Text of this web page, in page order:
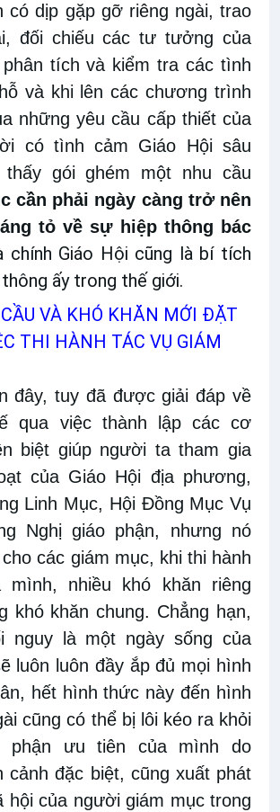
có dịp gặp gỡ riêng ngài, trao
đối chiếu các tư tưởng của
phân tích và kiểm tra các tình
và khi lên các chương trình
những yêu cầu cấp thiết của
có tình cảm Giáo Hội sâu
gói ghém một nhu cầu
cần phải ngày càng trở nên
tỏ về sự hiệp thông bác
chính Giáo Hội cũng là bí tích
ấy trong thế giới.
CẦU VÀ KHÓ KHĂN MỚI ĐẶT
THI HÀNH TÁC VỤ GIÁM
đây, tuy đã được giải đáp về
qua việc thành lập các cơ
biệt giúp người ta tham gia
của Giáo Hội địa phương,
Linh Mục, Hội Đồng Mục Vụ
Nghị giáo phận, nhưng nó
các giám mục, khi thi hành
nhiều khó khăn riêng
khó khăn chung. Chẳng hạn,
nguy là một ngày sống của
luôn luôn đầy ắp đủ mọi hình
hết hình thức này đến hình
cũng có thể bị lôi kéo ra khỏi
phận ưu tiên của mình do
cảnh đặc biệt, cũng xuất phát
hội của người giám mục trong